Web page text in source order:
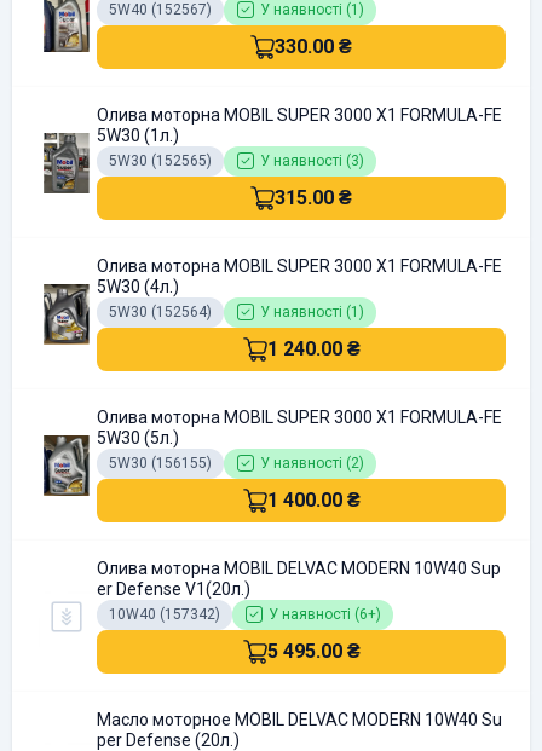
5W40 (152567) У наявності (1)
330.00 ₴
Олива моторна MOBIL SUPER 3000 X1 FORMULA-FE
5W30 (1л.)
5W30 (152565) У наявності (3)
315.00 ₴
Олива моторна MOBIL SUPER 3000 X1 FORMULA-FE
5W30 (4л.)
5W30 (152564) У наявності (1)
1 240.00 ₴
Олива моторна MOBIL SUPER 3000 X1 FORMULA-FE
5W30 (5л.)
5W30 (156155) У наявності (2)
1 400.00 ₴
Олива моторна MOBIL DELVAC MODERN 10W40 Sup
er Defense V1(20л.)
10W40 (157342) У наявності (6+)
5 495.00 ₴
Масло моторное MOBIL DELVAC MODERN 10W40 Su
per Defense (20л.)